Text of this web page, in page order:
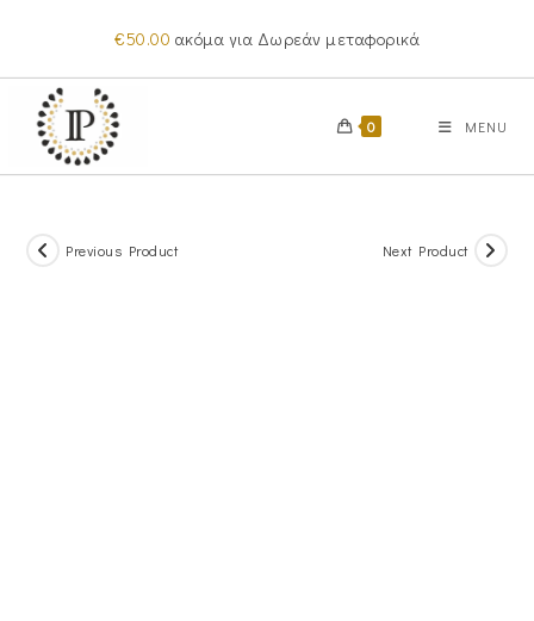
content
€50.00 ακόμα για Δωρεάν μεταφορικά
0 MENU
Previous Product Next Product